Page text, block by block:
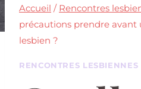
Accueil / Rencontres
précautions prendre
lesbien ?
RENCONTRES LESBIENNES